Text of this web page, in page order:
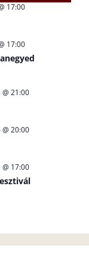
17:00
17:00
21:00
20:00
17:00